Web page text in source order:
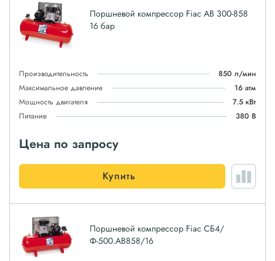
Поршневой компрессор Fiac AB 300-858
16 бар
Производительность
850 л/мин
Максимальное давление
16 атм
Мощность двигателя
7.5 кВт
Питание
380 В
Цена по запросу
Купить
Поршневой компрессор Fiac СБ4/
Ф-500.AB858/16